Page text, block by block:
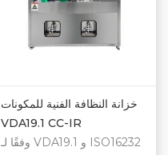
الصوتية، والشطف بالاهتزاز،
والشطف الداخلي، والنفخ
الهوائي. التخصيص متاح.
خزانة النظافة الفنية للمكونات
VDA19.1 CC-IR
وفقًا لـ VDA19.1 و ISO16232